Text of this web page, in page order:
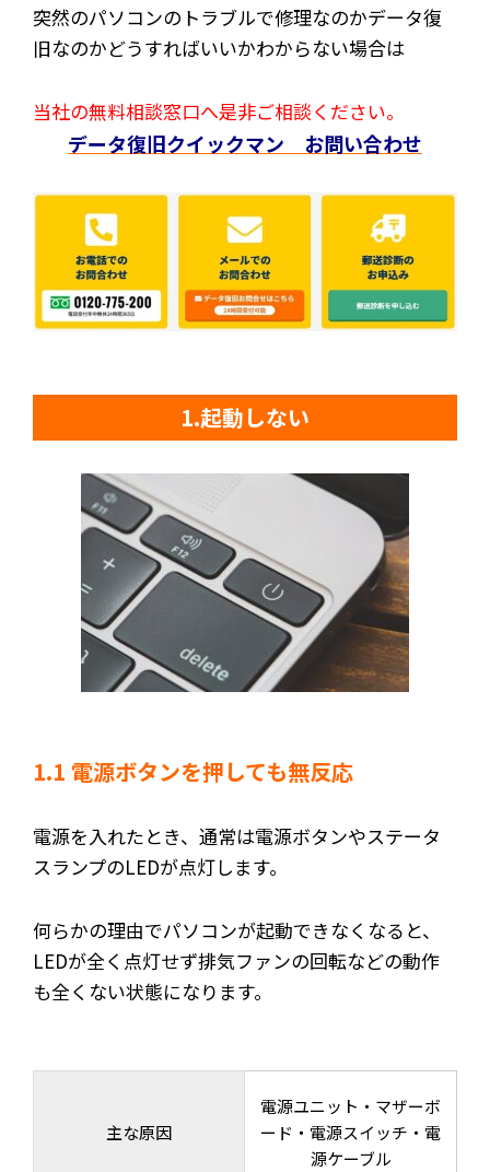
突然のパソコンのトラブルで修理なのかデータ復
旧なのかどうすればいいかわからない場合は
当社の無料相談窓口へ是非ご相談ください。
データ復旧クイックマン お問い合わせ
1.起動しない
1.1 電源ボタンを押しても無反応
電源を入れたとき、通常は電源ボタンやステータ
スランプのLEDが点灯します。
何らかの理由でパソコンが起動できなくなると、
LEDが全く点灯せず排気ファンの回転などの動作
も全くない状態になります。
主な原因
電源ユニット・マザーボ
ード・電源スイッチ・電
源ケーブル